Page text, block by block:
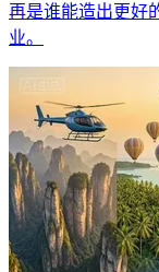
再是谁能造出更好
业。